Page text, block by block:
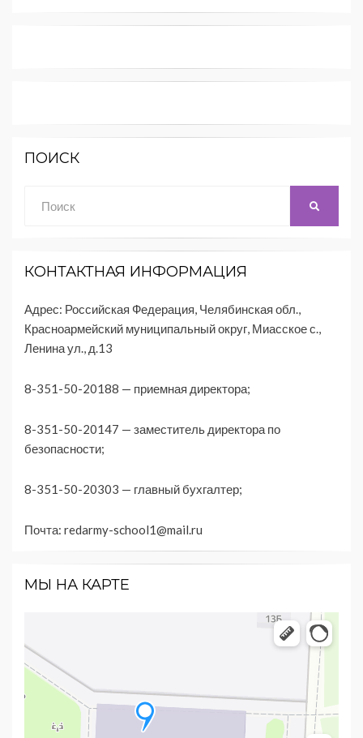
ПОИСК
КОНТАКТНАЯ ИНФОРМАЦИЯ
Адрес: Российская Федерация, Челябинская обл.,
Красноармейский муниципальный округ, Миасское с.,
Ленина ул., д.13
8-351-50-20188 — приемная директора;
8-351-50-20147 — заместитель директора по
безопасности;
8-351-50-20303 — главный бухгалтер;
Почта: redarmy-school1@mail.ru
МЫ НА КАРТЕ